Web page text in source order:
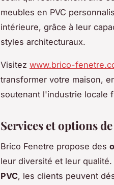
meubles en PVC
intérieure, grâce à leur
styles architecturaux.
Visitez www.brico-
transformer votre maison,
soutenant l'industrie locale
Services et options
Brico Fenetre propose des
leur diversité et leur
PVC, les clients peuvent